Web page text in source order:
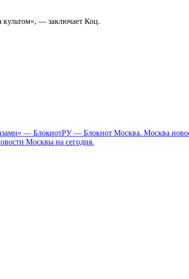
культом», — заключает Коц.
— БлокнотРУ — Блокнот Москва. Москва
Москвы на сегодня.